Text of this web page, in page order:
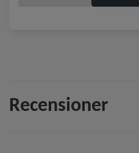
Recensioner